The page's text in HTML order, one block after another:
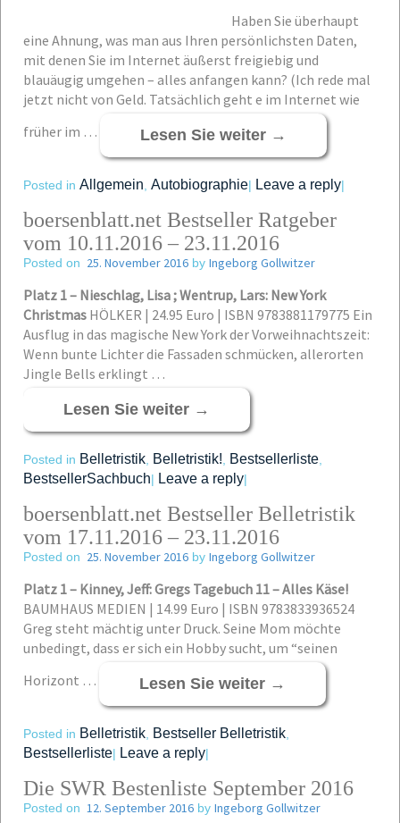
Haben Sie überhaupt
eine Ahnung, was man aus Ihren persönlichsten Daten,
mit denen Sie im Internet äußerst freigiebig und
blauäugig umgehen – alles anfangen kann? (Ich rede mal
jetzt nicht von Geld. Tatsächlich geht e im Internet wie
früher im …
Lesen Sie weiter →
Posted in Allgemein Autobiographie| Leave a reply|
boersenblatt.net Bestseller Ratgeber
vom 10.11.2016 – 23.11.2016
Posted on 25. November 2016 by Ingeborg Gollwitzer
Platz 1 – Nieschlag, Lisa ; Wentrup, Lars: New York
Christmas HÖLKER | 24.95 Euro | ISBN 9783881179775 Ein
Ausflug in das magische New York der Vorweihnachtszeit:
Wenn bunte Lichter die Fassaden schmücken, allerorten
Jingle Bells erklingt …
Lesen Sie weiter →
Posted in Belletristik Belletristik! Bestsellerliste
BestsellerSachbuch| Leave a reply|
boersenblatt.net Bestseller Belletristik
vom 17.11.2016 – 23.11.2016
Posted on 25. November 2016 by Ingeborg Gollwitzer
Platz 1 – Kinney, Jeff: Gregs Tagebuch 11 – Alles Käse!
BAUMHAUS MEDIEN | 14.99 Euro | ISBN 9783833936524
Greg steht mächtig unter Druck. Seine Mom möchte
unbedingt, dass er sich ein Hobby sucht, um “seinen
Horizont …
Lesen Sie weiter →
Posted in Belletristik Bestseller Belletristik
Bestsellerliste| Leave a reply|
Die SWR Bestenliste September 2016
Posted on 12. September 2016 by Ingeborg Gollwitzer